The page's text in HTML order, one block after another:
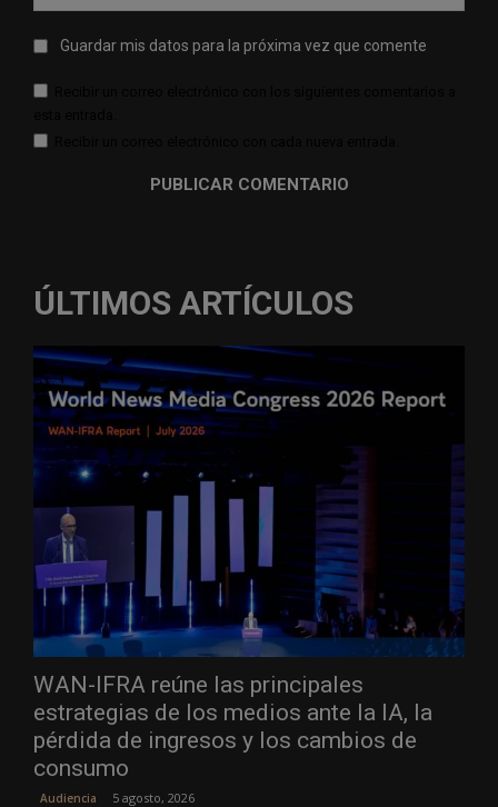
Guardar mis datos para la próxima vez que comente
ÚLTIMOS ARTÍCULOS
WAN-IFRA reúne las principales
estrategias de los medios ante la IA, la
pérdida de ingresos y los cambios de
consumo
Audiencia 5 agosto, 2026